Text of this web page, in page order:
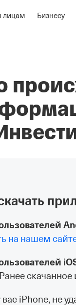
лицам Бизнесу
на нашем
вас iPhone, не